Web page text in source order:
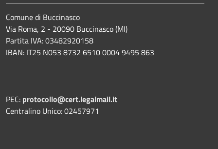
Comune di Buccinasco
Via Roma, 2 - 20090 Buccinasco (MI)
Partita IVA: 03482920158
IBAN: IT25 N053 8732 6510 0004 9495 863
PEC: protocollo@cert.legalmail.it
Centralino Unico: 02457971